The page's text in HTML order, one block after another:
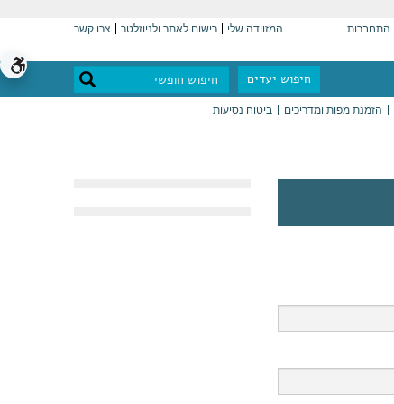
התחברות המזוודה שלי רישום לאתר ולניוזלטר צרו קשר
חיפוש יעדים
הזמנת מפות ומדריכים ביטוח נסיעות